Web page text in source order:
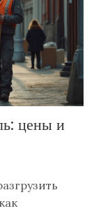
цены и